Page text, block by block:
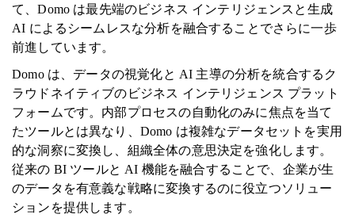
て、Domo は最先端のビジネス インテリジェンスと生成
AI によるシームレスな分析を融合することでさらに一歩
前進しています。
Domo は、データの視覚化と AI 主導の分析を統合するク
ラウドネイティブのビジネス インテリジェンス プラット
フォームです。内部プロセスの自動化のみに焦点を当て
たツールとは異なり、Domo は複雑なデータセットを実用
的な洞察に変換し、組織全体の意思決定を強化します。
従来の BI ツールと AI 機能を融合することで、企業が生
のデータを有意義な戦略に変換するのに役立つソリュー
ションを提供します。